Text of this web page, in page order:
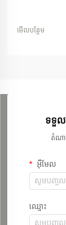
មើលបន្ថែម
ទទួល
តំណា
អ៊ីមែល
ឈ្មោះ